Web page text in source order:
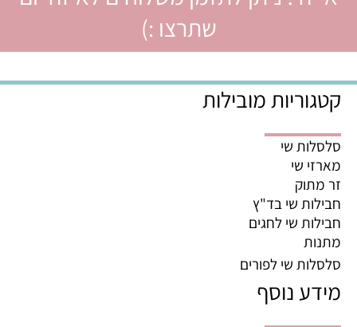
שתרצו :)
קטגוריות מובילות
סלסלות שי
מארזי שי
זר מתוק
חבילות שי בד"ץ
חבילות שי לחגים
מתנות
סלסלות שי לפורים
מידע נוסף